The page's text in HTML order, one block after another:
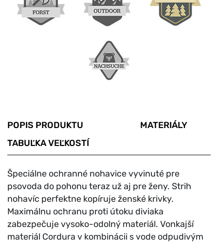
POPIS PRODUKTU
MATERIÁLY
TABUĽKA VEĽKOSTÍ
Špeciálne ochranné nohavice vyvinuté pre
psovoda do pohonu teraz už aj pre ženy. Strih
nohavíc perfektne kopíruje ženské krivky.
Maximálnu ochranu proti útoku diviaka
zabezpečuje vysoko-odolný materiál. Vonkajší
materiál Cordura v kombinácii s vode odpudivým